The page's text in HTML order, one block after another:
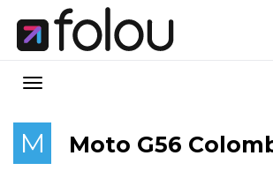
M Moto G56